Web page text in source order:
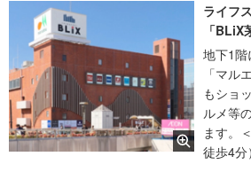
ライフ
「BLiX
地下1階
「マル
もショ
ルメ等
ます。
徒歩4分